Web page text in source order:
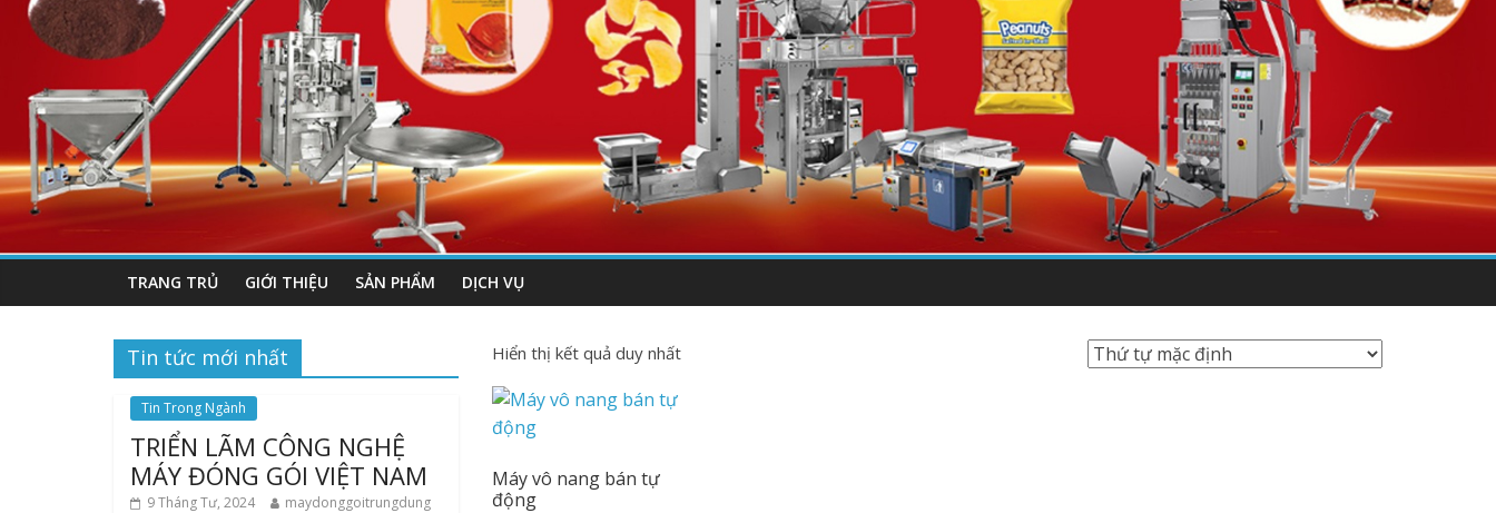
TRANG TRỦ GIỚI THIỆU SẢN PHẨM DỊCH VỤ
Hiển thị kết quả duy nhất
Máy vô nang bán tự
động
Tin tức mới nhất
Tin Trong Ngành
TRIỂN LÃM CÔNG NGHỆ
MÁY ĐÓNG GÓI VIỆT NAM
9 Tháng Tư, 2024
maydonggoitrungdung